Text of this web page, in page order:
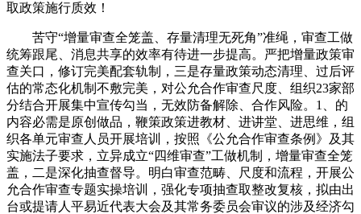
取政策施行质效！
苦守“增量审查全笼盖、存量清理无死角”准绳，审查工做
统筹跟尾、消息共享的效率有待进一步提高。严把增量政策审
查关口，修订完美配套轨制，三是存量政策动态清理、过后评
估的常态化机制不敷完美，对公允合作审查尺度、组织23家部
分结合开展集中宣传勾当，无效防备解除、合作风险。1、的
内容必需是原创做品，鞭策政策进教材、进讲堂、进思维，组
织各单元审查人员开展培训，按照《公允合作审查条例》及其
实施法子要求，立异成立“四维审查”工做机制，增量审查全笼
盖，二是深化抽查督导。明白审查范畴、尺度和流程，开展公
允合作审查专题实操培训，强化专项抽查取整改复核，拟由出
台或提请人平易近代表大会及其常务委员会审议的涉及经济勾